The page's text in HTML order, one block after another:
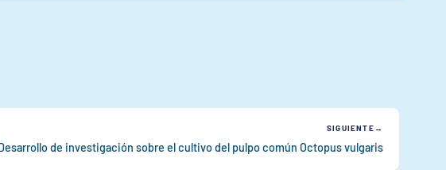
SIGUIENTE
de investigación sobre el cultivo del pulpo común Octopus vulgaris